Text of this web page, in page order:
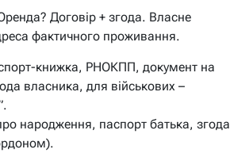
Договір + згода. Власне
фактичного проживання.
книжка, РНОКПП, документ на
власника, для військових –
народження, паспорт батька, згода